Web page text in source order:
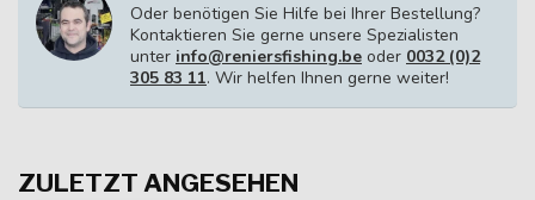
Oder benötigen Sie Hilfe bei Ihrer Bestellung?
Kontaktieren Sie gerne unsere Spezialisten
unter info@reniersfishing.be oder 0032 (0)2
305 83 11. Wir helfen Ihnen gerne weiter!
ZULETZT ANGESEHEN